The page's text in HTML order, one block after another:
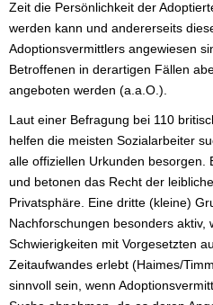
Zeit die Persönlichkeit der
werden kann und andererseits
Adoptionsvermittlers angewiesen
Betroffenen in derartigen Fällen
angeboten werden (a.a.O.).
Laut einer Befragung bei 110
helfen die meisten Sozialarbeiter
alle offiziellen Urkunden besorgen.
und betonen das Recht der
Privatsphäre. Eine dritte (kleine)
Nachforschungen besonders aktiv,
Schwierigkeiten mit Vorgesetzten
Zeitaufwandes erlebt (Haimes/
sinnvoll sein, wenn